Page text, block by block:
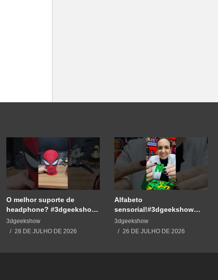
O melhor suporte de
headphone? #3dgeekshow
#impressão3d #3dprinting
#3dprint #spiderman
3dgeekshow
28 DE JULHO DE 2026
Alfabeto
sensorial!#3dgeekshow
#3dprinting #3dprint
#impressão3d #educação
3dgeekshow
26 DE JULHO DE 2026